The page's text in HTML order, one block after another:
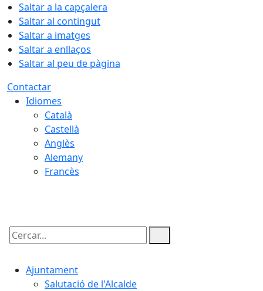
Saltar a la capçalera
Saltar al contingut
Saltar a imatges
Saltar a enllaços
Saltar al peu de pàgina
Contactar
Idiomes
Català
Castellà
Anglès
Alemany
Francès
Cercar:
Ajuntament
Salutació de l'Alcalde